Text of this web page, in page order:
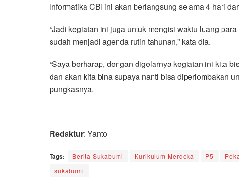
Informatika CBI ini akan berlangsung selama 4 hari
“Jadi kegiatan ini juga untuk mengisi waktu luang
sudah menjadi agenda rutin tahunan,” kata dia.
“Saya berharap, dengan digelarnya kegiatan ini kita
dan akan kita bina supaya nanti bisa diperlombakan
pungkasnya.
Redaktur: Yanto
Tags: Berita Sukabumi Kurikulum Merdeka P5
sukabumi